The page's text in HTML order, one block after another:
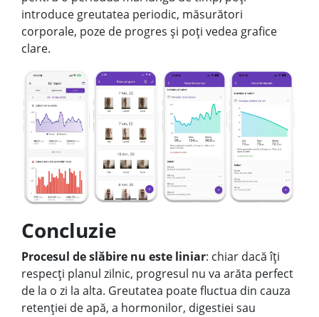
introduce greutatea periodic, măsurători
corporale, poze de progres și poți vedea grafice
clare.
Concluzie
Procesul de slăbire nu este liniar: chiar dacă îți
respecți planul zilnic, progresul nu va arăta perfect
de la o zi la alta. Greutatea poate fluctua din cauza
retenției de apă, a hormonilor, digestiei sau